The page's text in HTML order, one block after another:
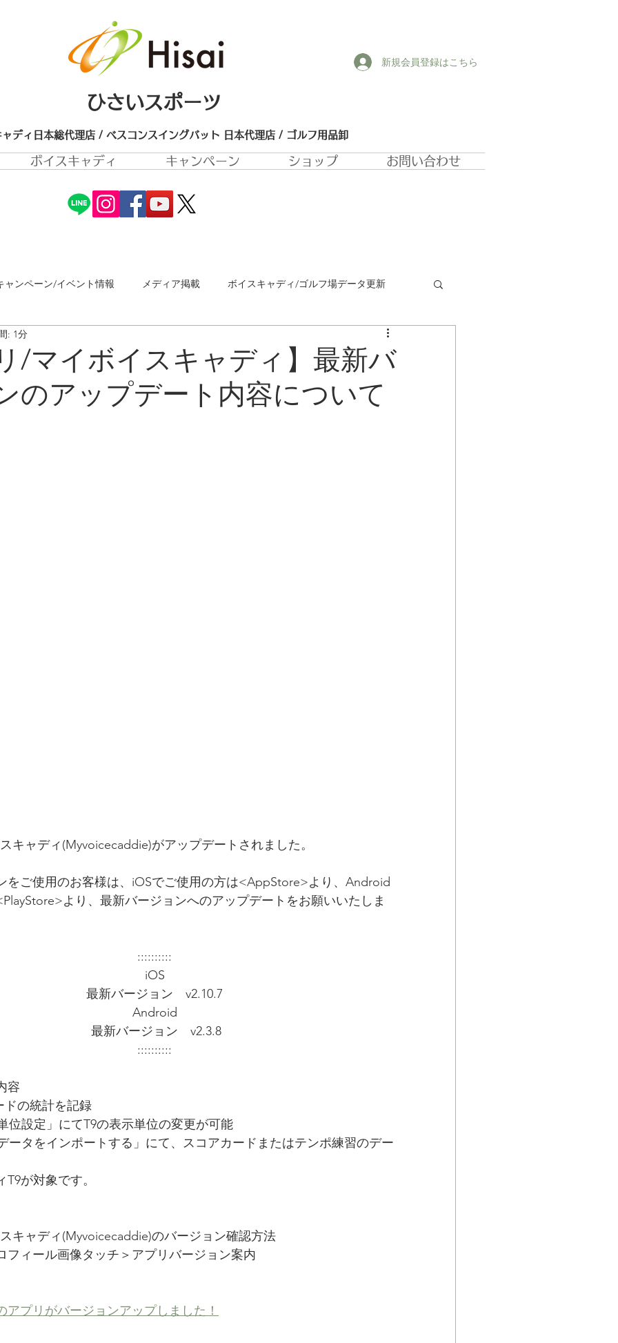
新規会員登録はこちら
ひさいスポーツ
ャディ日本総代理店 / ベスコンスイングバット 日本代理店​ / ゴルフ用品卸
ボイスキャディ キャンペーン ショップ お問い合わせ
ャンペーン/イベント情報 メディア掲載 ボイスキャディ/ゴルフ場データ更新
情報
/マイボイスキャディ】最新バ
のアップデート内容について
: 1分
キャディ(Myvoicecaddie)がアップデートされました。
をご使用のお客様は、iOSでご使用の方は<AppStore>より、Android
より、最新バージョンへのアップデートをお願いいたしま
::::::::::
iOS
最新バージョン　v2.10.7
Android
最新バージョン　v2.3.8
::::::::::
容
ドの統計を記録
位設定」にてT9の表示単位の変更が可能
ータをインポートする」にて、スコアカードまたはテンポ練習のデー
が対象です。
キャディ(Myvoicecaddie)のバージョン確認方法
ィール画像タッチ＞アプリバージョン案内
アプリがバージョンアップしました！